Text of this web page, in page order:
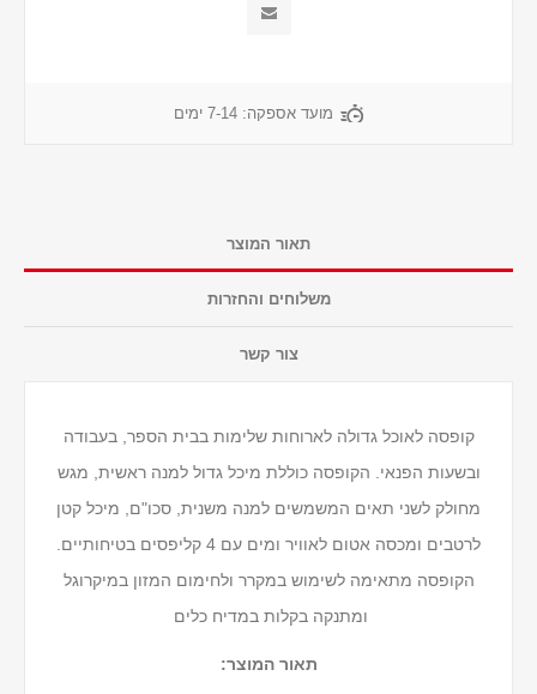
מועד אספקה: 7-14 ימים
תאור המוצר
משלוחים והחזרות
צור קשר
קופסה לאוכל גדולה לארוחות שלימות בבית הספר, בעבודה
ובשעות הפנאי. הקופסה כוללת מיכל גדול למנה ראשית, מגש
מחולק לשני תאים המשמשים למנה משנית, סכו"ם, מיכל קטן
לרטבים ומכסה אטום לאוויר ומים עם 4 קליפסים בטיחותיים.
הקופסה מתאימה לשימוש במקרר ולחימום המזון במיקרוגל
ומתנקה בקלות במדיח כלים
תאור המוצר: